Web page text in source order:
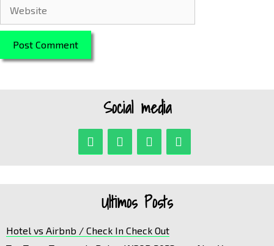
Social media
Ultimos Posts
Hotel vs Airbnb / Check In Check Out